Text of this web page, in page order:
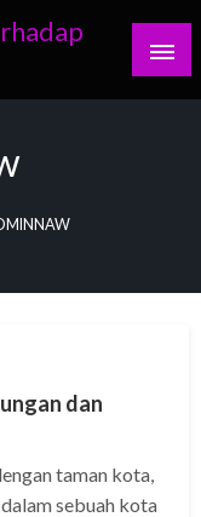
dan
taman kota,
sebuah kota